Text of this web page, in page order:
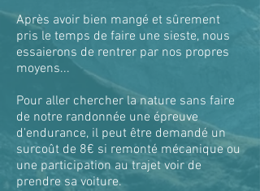
Après avoir bien mangé et sûrement
pris le temps de faire une sieste, nous
essaierons de rentrer par nos propres
moyens...
Pour aller chercher la nature sans faire
de notre randonnée une épreuve
d'endurance, il peut être demandé un
surcoût de 8€ si remonté mécanique ou
une participation au trajet voir de
prendre sa voiture.